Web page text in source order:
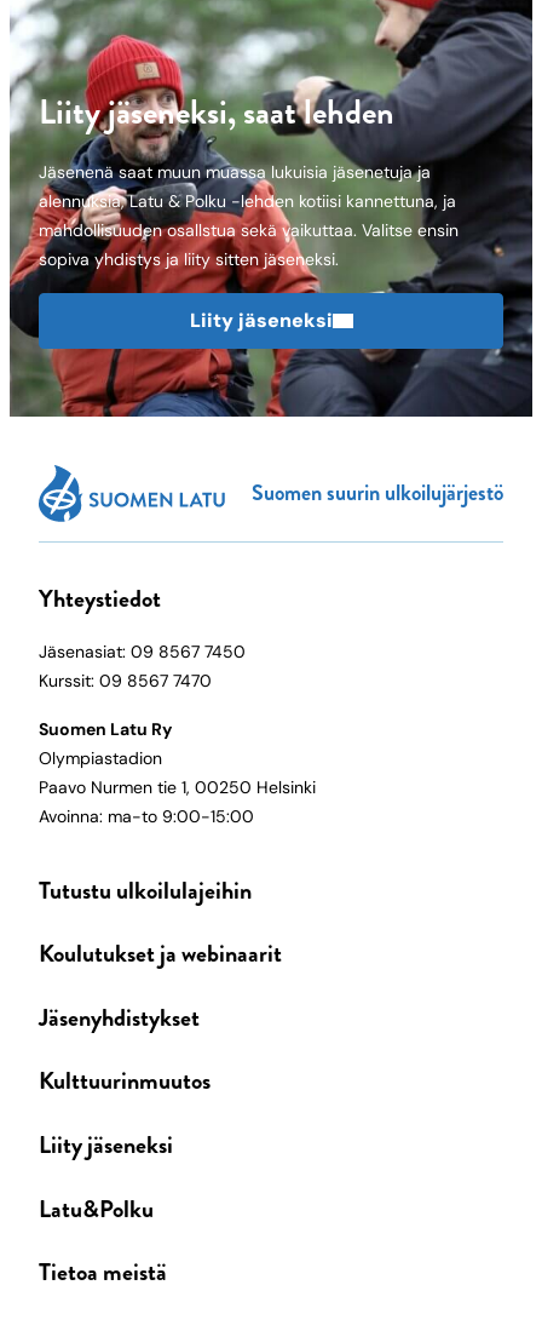
Liity jäseneksi, saat lehden
Jäsenenä saat muun muassa lukuisia jäsenetuja ja
alennuksia, Latu & Polku -lehden kotiisi kannettuna, ja
mahdollisuuden osallstua sekä vaikuttaa. Valitse ensin
sopiva yhdistys ja liity sitten jäseneksi.
Liity jäseneksi
Suomen suurin ulkoilujärjestö
Yhteystiedot
Jäsenasiat: 09 8567 7450
Kurssit: 09 8567 7470
Suomen Latu Ry
Olympiastadion
Paavo Nurmen tie 1, 00250 Helsinki
Avoinna: ma-to 9:00-15:00
Tutustu ulkoilulajeihin
Koulutukset ja webinaarit
Jäsenyhdistykset
Kulttuurinmuutos
Liity jäseneksi
Latu&Polku
Tietoa meistä